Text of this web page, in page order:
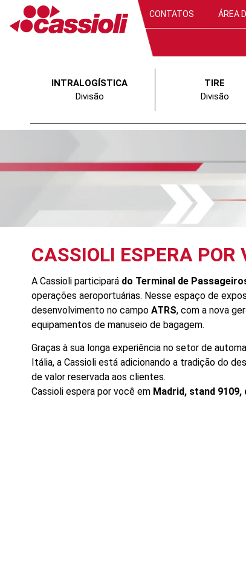
CONTATOS ÁREA
INTRALOGÍSTICA
Divisão
TIRE
Divisão
CASSIOLI ESPERA
A Cassioli participará do Terminal de
operações aeroportuárias. Nesse espaço de
desenvolvimento no campo ATRS, com a nova
equipamentos de manuseio de bagagem.
Graças à sua longa experiência no setor de
Itália, a Cassioli está adicionando a tradição do
de valor reservada aos clientes.
Cassioli espera por você em Madrid, stand 9109,